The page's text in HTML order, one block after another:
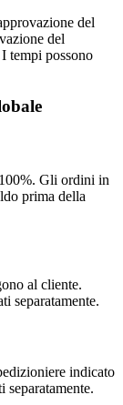
del
del
tempi possono
Gli ordini in
prima della
al cliente.
separatamente.
indicato
separatamente.